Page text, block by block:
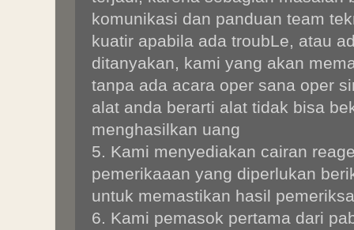
komunikasi dan panduan team
kuatir apabila ada troubLe, atau
ditanyakan, kami yang akan
tanpa ada acara oper sana oper
alat anda berarti alat tidak bisa
menghasilkan uang
5. Kami menyediakan cairan
pemerikaaan yang diperlukan
untuk memastikan hasil
6. Kami pemasok pertama dari